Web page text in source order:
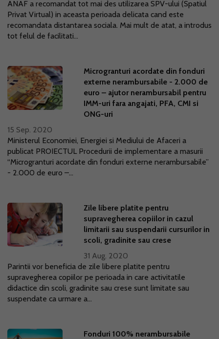
ANAF a recomandat tot mai des utilizarea SPV-ului (Spatiul
Privat Virtual) in aceasta perioada delicata cand este
recomandata distantarea sociala. Mai mult de atat, a introdus
tot felul de facilitati...
Microgranturi acordate din fonduri
externe nerambursabile - 2.000 de
euro – ajutor nerambursabil pentru
IMM-uri fara angajati, PFA, CMI si
ONG-uri
15 Sep. 2020
Ministerul Economiei, Energiei si Mediului de Afaceri a
publicat PROIECTUL Procedurii de implementare a masurii
“Microgranturi acordate din fonduri externe nerambursabile”
- 2.000 de euro –...
Zile libere platite pentru
supravegherea copiilor in cazul
limitarii sau suspendarii cursurilor in
scoli, gradinite sau crese
31 Aug. 2020
Parintii vor beneficia de zile libere platite pentru
supravegherea copiilor pe perioada in care activitatile
didactice din scoli, gradinite sau crese sunt limitate sau
suspendate ca urmare a...
Fonduri 100% nerambursabile